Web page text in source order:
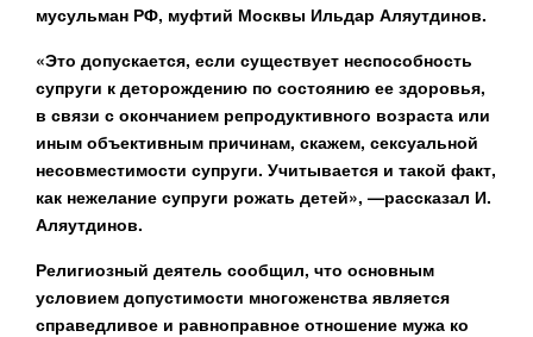
мусульман РФ, муфтий Москвы Ильдар Аляутдинов.
«Это допускается, если существует неспособность
супруги к деторождению по состоянию ее здоровья,
в связи с окончанием репродуктивного возраста или
иным объективным причинам, скажем, сексуальной
несовместимости супруги. Учитывается и такой факт,
как нежелание супруги рожать детей», —рассказал И.
Аляутдинов.
Религиозный деятель сообщил, что основным
условием допустимости многоженства является
справедливое и равноправное отношение мужа ко